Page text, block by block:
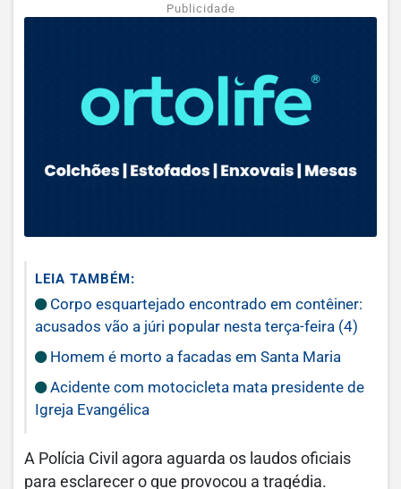
Publicidade
LEIA TAMBÉM:
Corpo esquartejado encontrado em contêiner:
acusados vão a júri popular nesta terça-feira (4)
Homem é morto a facadas em Santa Maria
Acidente com motocicleta mata presidente de
Igreja Evangélica
A Polícia Civil agora aguarda os laudos oficiais
para esclarecer o que provocou a tragédia.